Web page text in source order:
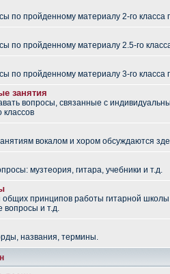
по пройденному материалу 2-го класса
по пройденному материалу 2.5-го
по пройденному материалу 3-го класса
занятия
вопросы, связанные с
классов
вокалом и хором обсуждаются
музтеория, гитара, учебники и т.д.
общих принципов работы гитарной
вопросы и т.д.
названия, термины.